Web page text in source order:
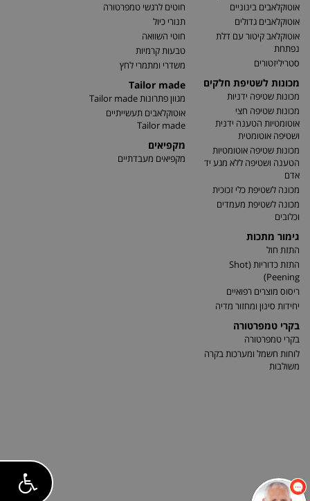
אוטוקלאבים בינוניים
אוטוקלאבים גדולים
אוטוקלאב קיטור עם דלת
נפתחת
סטריליזטורים
מכונות לשטיפת חלקים
מכונות שטיפה ידניות
מכונות שטיפה חצי
אוטומטיות הטענה ידנית
ושטיפה אוטומטית
מכונות שטיפה אוטומטיות
הטענה ושטיפה ללא מגע יד
אדם
מכונה לשטיפת כלי זכוכית
מכונה לשטיפת מעמדים
וכלובים
גימור מתכות
התזת חול
התזת כדוריות (Shot
Peening)
ריסוס מוצרים רפואיים
יחידות סינון ומחזור מדיה
בקרי טמפרטורה
בקרי טמפרטורה
לוחות חשמל ומערכות בקרה
משולבות
חוטים לרגשי טמפרטורה
תנורי כיול
חוטי השוואה
טבעות קרמיות
משדרי ומתמרי לחץ
Tailor made
מגוון פתרונות Tailor made
אוטוקלאבים תעשייתיים
Tailor made
מקפיאים
מקפיאים מעבדתיים